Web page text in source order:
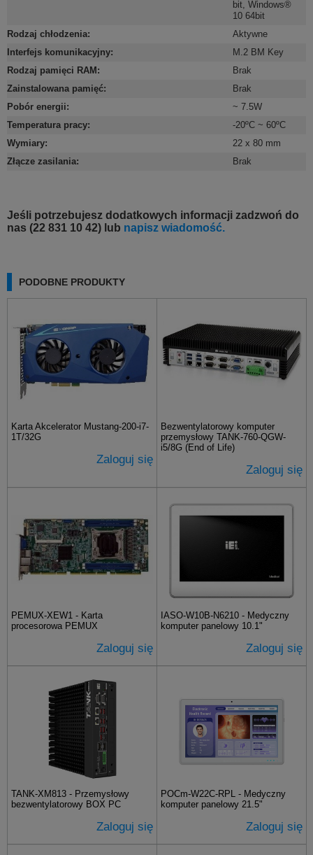
bit Windows®
10 64bit
Rodzaj chłodzenia:
Aktywne
Interfejs komunikacyjny:
M.2 BM Key
Rodzaj pamięci RAM :
Brak
Zainstalowana pamięć:
Brak
Pobór energii:
~ 7.5W
Temperatura pracy:
-20ºC ~ 60ºC
Wymiary:
22 x 80 mm
Złącze zasilania: Brak
Jeśli potrzebujesz dodatkowych informacji zadzwoń do
nas (22 831 10 42) lub napisz wiadomość.
PODOBNE PRODUKTY
Karta Akcelerator Mustang-200-i7-
1T/32G
Zaloguj się
Bezwentylatorowy komputer
przemysłowy TANK-760-QGW-
i5/8G (End of Life)
Zaloguj się
PEMUX-XEW1 - Karta
procesorowa PEMUX
Zaloguj się
IASO-W10B-N6210 - Medyczny
komputer panelowy 10.1"
Zaloguj się
TANK-XM813 - Przemysłowy
bezwentylatorowy BOX PC
Zaloguj się
POCm-W22C-RPL - Medyczny
komputer panelowy 21.5"
Zaloguj się